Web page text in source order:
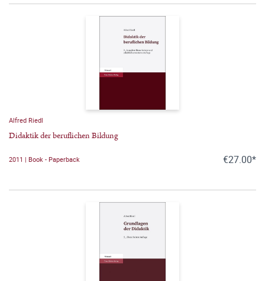
Alfred Riedl
Didaktik der beruflichen Bildung
2011 | Book - Paperback €27.00*